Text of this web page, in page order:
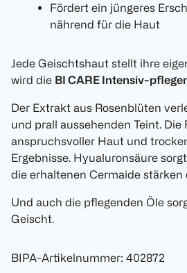
Fördert ein jüngeres
nährend für die Haut
Jede Geischtshaut stellt ihre
wird die BI CARE Intensiv-
Der Extrakt aus Rosenblüten
und prall aussehenden Teint. Die
anspruchsvoller Haut und
Ergebnisse. Hyualuronsäure
die erhaltenen Cermaide stärken
Und auch die pflegenden Öle
Geischt.
BIPA-Artikelnummer: 402872